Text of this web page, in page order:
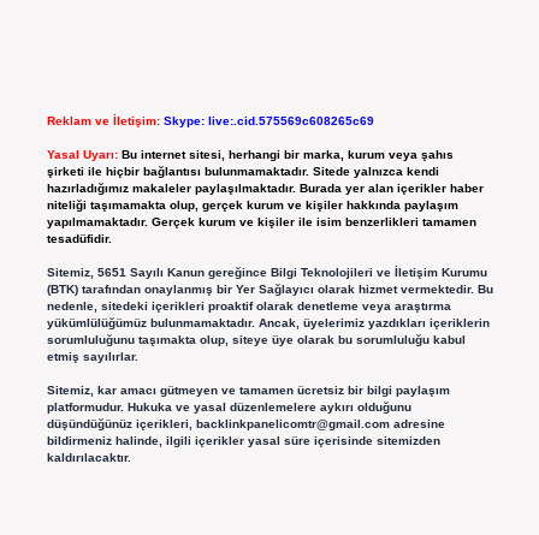
Reklam ve İletişim: Skype: live:.cid.575569c608265c69
Yasal Uyarı: Bu internet sitesi, herhangi bir marka, kurum veya şahıs
şirketi ile hiçbir bağlantısı bulunmamaktadır. Sitede yalnızca kendi
hazırladığımız makaleler paylaşılmaktadır. Burada yer alan içerikler haber
niteliği taşımamakta olup, gerçek kurum ve kişiler hakkında paylaşım
yapılmamaktadır. Gerçek kurum ve kişiler ile isim benzerlikleri tamamen
tesadüfidir.
Sitemiz, 5651 Sayılı Kanun gereğince Bilgi Teknolojileri ve İletişim Kurumu
(BTK) tarafından onaylanmış bir Yer Sağlayıcı olarak hizmet vermektedir. Bu
nedenle, sitedeki içerikleri proaktif olarak denetleme veya araştırma
yükümlülüğümüz bulunmamaktadır. Ancak, üyelerimiz yazdıkları içeriklerin
sorumluluğunu taşımakta olup, siteye üye olarak bu sorumluluğu kabul
etmiş sayılırlar.
Sitemiz, kar amacı gütmeyen ve tamamen ücretsiz bir bilgi paylaşım
platformudur. Hukuka ve yasal düzenlemelere aykırı olduğunu
düşündüğünüz içerikleri, backlinkpanelicomtr@gmail.comadresine
bildirmeniz halinde, ilgili içerikler yasal süre içerisinde sitemizden
kaldırılacaktır.